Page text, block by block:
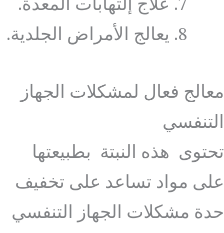
علاج إلتهابات المعدة.
يعالج الأمراض الجلدية.
معالج فعال لمشكلات الجهاز
التنفسي
تحتوى هذه النبتة بطبيعتها
على مواد تساعد على تخفيف
حدة مشكلات الجهاز التنفسي